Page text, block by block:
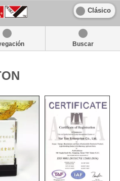
Clásico
Buscar